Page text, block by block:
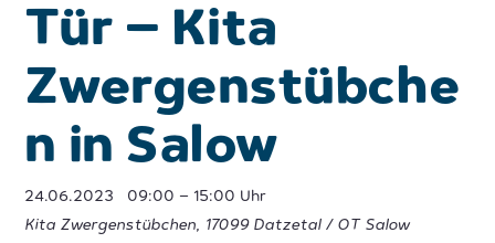
Tür – Kita
Zwergenstübche
n in Salow
24.06.2023 09:00 – 15:00 Uhr
Kita Zwergenstübchen, 17099 Datzetal / OT Salow